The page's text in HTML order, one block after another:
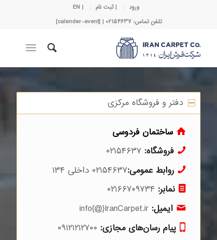
ورود | ثبت نام
| EN
تلفن تماس: 02154637 | [calender-event]
دفتر و فروشگاه مرکزی
ساختمان فردوسی
فروشگاه:
روابط عمومی:۰۲۱۵۴۶۳۷ داخلی ۱۳۴
نمابر:
ایمیل:
پیام رسان‌های مجازی: